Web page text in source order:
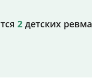
2 детских